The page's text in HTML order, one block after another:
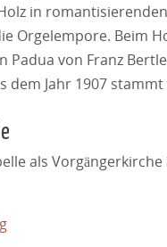
in
Orgelempore. Beim
Padua von Franz
dem Jahr 1907
als